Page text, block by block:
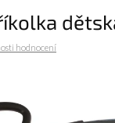
hodnocení